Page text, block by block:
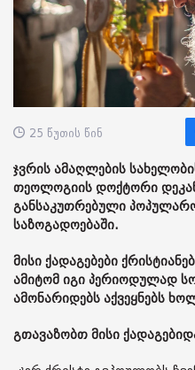
25 წუთის წინ
ჯვრის ამაღლების
თეოლოგიის დოქტორი
განსაკუთრებული
საზოგადოებაში.
მისი ქადაგებები
ამიტომ იგი პერიოდულად
ამონარიდებს აქვეყნებს
გთავაზობთ მისი